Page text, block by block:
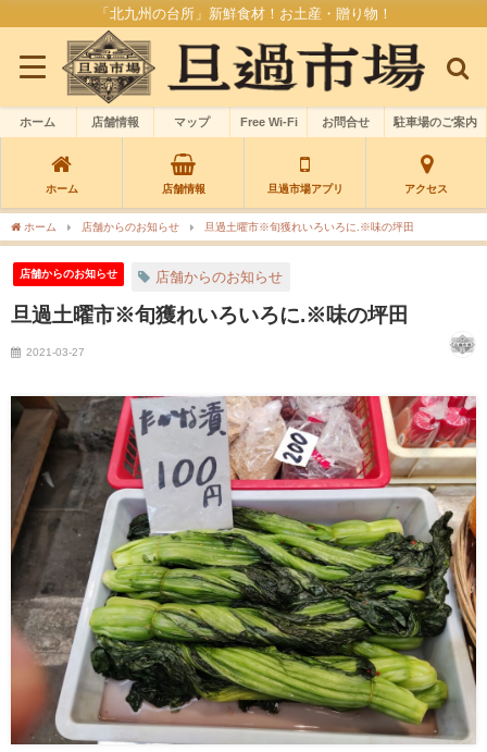
「北九州の台所」新鮮食材！お土産・贈り物！
ホーム 店舗情報 マップ Free Wi-Fi お問合せ 駐車場のご案内
ホーム 店舗情報 旦過市場アプリ アクセス
ホーム 店舗からのお知らせ 旦過土曜市※旬獲れいろいろに.※味の坪田
店舗からのお知らせ 店舗からのお知らせ
旦過土曜市※旬獲れいろいろに.※味の坪田
2021-03-27